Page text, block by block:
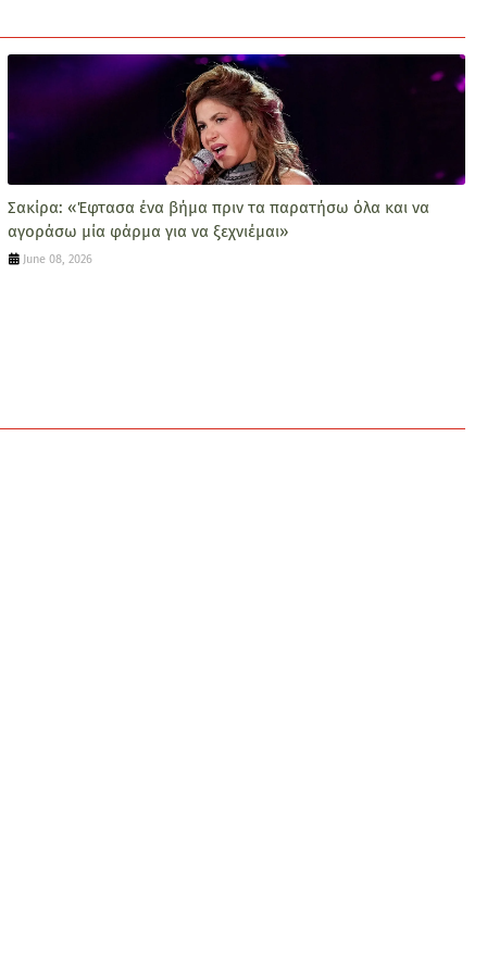
Σακίρα: «Έφτασα ένα βήμα πριν τα παρατήσω όλα και να
αγοράσω μία φάρμα για να ξεχνιέμαι»
June 08, 2026